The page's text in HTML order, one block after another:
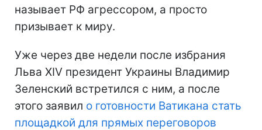
называет РФ агрессором, а просто
призывает к миру.
Уже через две недели после избрания
Льва XIV президент Украины Владимир
Зеленский встретился с ним, а после
этого заявил о готовности Ватикана стать
площадкой для прямых переговоров